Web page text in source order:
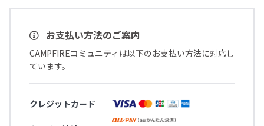
お支払い方法のご案内
CAMPFIREコミュニティは以下のお支払い方法に対応し
ています。
クレジットカード